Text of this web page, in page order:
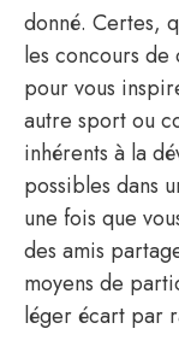
donné. Certes,
les concours de
pour vous
autre sport ou
inhérents à la
possibles dans
une fois que
des amis
moyens de
léger écart par